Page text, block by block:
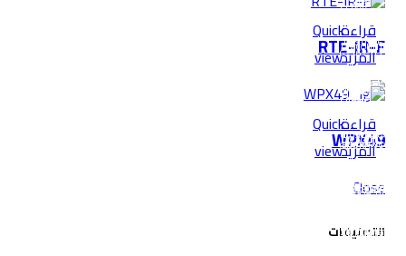
Close
التصنيفات
قراءة
المزيد
Quick
view
RTE-IR-F
قراءة
المزيد
Quick
viewWPX49